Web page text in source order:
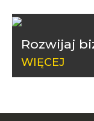
Rozwijaj
WIĘCEJ